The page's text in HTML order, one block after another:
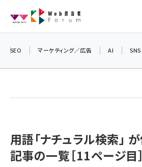
ン
ai (2801)
youtube (2425)
SEO マーケティング／広告 AI SNS
用語「ナチュラル検索」
記事の一覧［11ページ目］